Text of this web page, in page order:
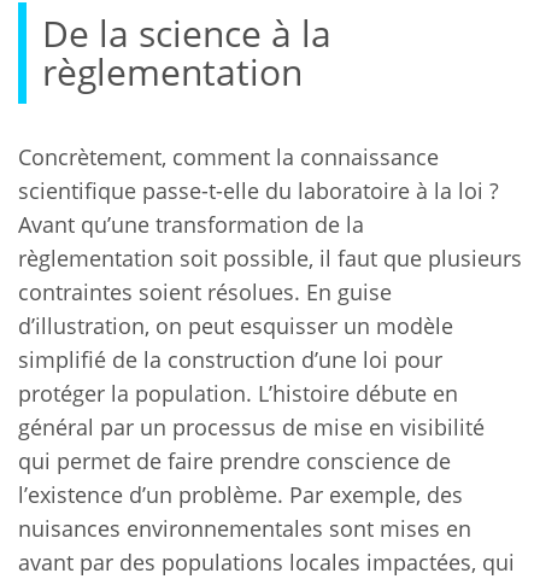
De la science à la
règlementation
Concrètement, comment la connaissance
scientifique passe-t-elle du laboratoire à la loi ?
Avant qu’une transformation de la
règlementation soit possible, il faut que plusieurs
contraintes soient résolues. En guise
d’illustration, on peut esquisser un modèle
simplifié de la construction d’une loi pour
protéger la population. L’histoire débute en
général par un processus de mise en visibilité
qui permet de faire prendre conscience de
l’existence d’un problème. Par exemple, des
nuisances environnementales sont mises en
avant par des populations locales impactées, qui